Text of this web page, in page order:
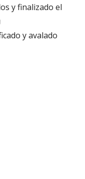
y finalizado el
y avalado